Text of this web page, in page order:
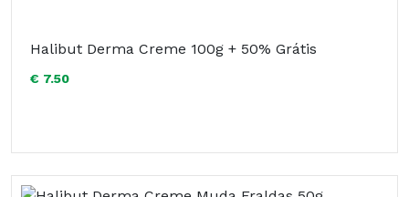
Halibut Derma Creme 100g + 50% Grátis
€ 7.50